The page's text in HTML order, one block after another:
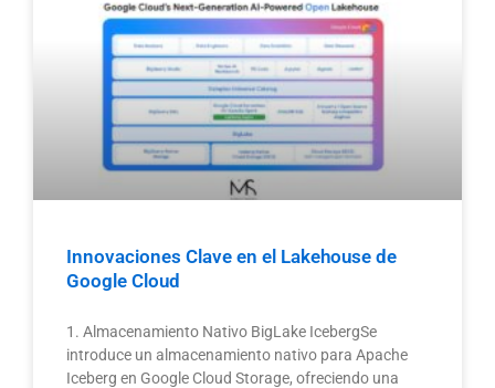
Innovaciones Clave en el Lakehouse de
Google Cloud
1. Almacenamiento Nativo BigLake IcebergSe
introduce un almacenamiento nativo para Apache
Iceberg en Google Cloud Storage, ofreciendo una